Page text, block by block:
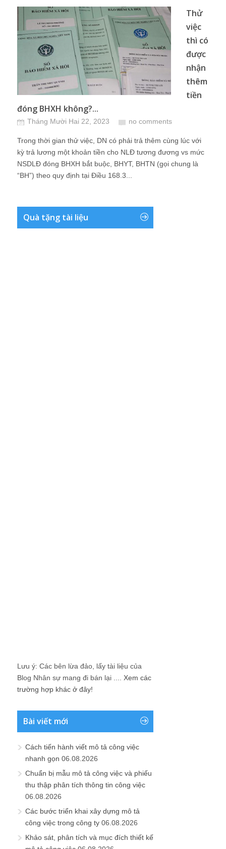
Thử
việc
thì có
được
nhận
thêm
tiền
đóng BHXH không?...
Tháng Mười Hai 22, 2023 no comments
Trong thời gian thử việc, DN có phải trả thêm cùng lúc với
kỳ trả lương một khoản tiền cho NLĐ tương đương vs mức
NSDLĐ đóng BHXH bắt buộc, BHYT, BHTN (gọi chung là
“BH”) theo quy định tại Điều 168.3...
Quà tặng tài liệu
Lưu ý: Các bên lừa đảo, lấy tài liệu của
Blog Nhân sự mang đi bán lại .... Xem các
trường hợp khác ở đây!
Bài viết mới
Cách tiến hành viết mô tả công việc
nhanh gọn 06.08.2026
Chuẩn bị mẫu mô tả công việc và phiếu
thu thập phân tích thông tin công việc
06.08.2026
Các bước triển khai xây dựng mô tả
công việc trong công ty 06.08.2026
Khảo sát, phân tích và mục đích thiết kế